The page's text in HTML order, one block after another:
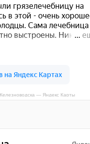
— Яндекс Карты